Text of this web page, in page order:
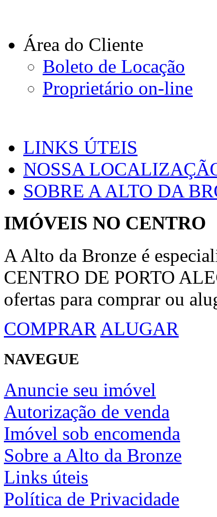
Área do Cliente
Boleto de Locação
Proprietário on-line
LINKS ÚTEIS
NOSSA
SOBRE A ALTO DA
IMÓVEIS NO CENTRO
A Alto da Bronze é
CENTRO DE PORTO
ofertas para comprar ou
COMPRAR ALUGAR
NAVEGUE
Anuncie seu imóvel
Autorização de venda
Imóvel sob encomenda
Sobre a Alto da Bronze
Links úteis
Política de Privacidade